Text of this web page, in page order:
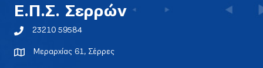
E.Π.Σ. Σερρών
23210 59584
Μεραρχίας 61, Σέρρες